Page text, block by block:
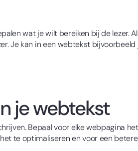
wat je wilt bereiken bij de lezer.
Je kan in een webtekst
je webtekst
Bepaal voor elke webpagina
te optimaliseren en voor een